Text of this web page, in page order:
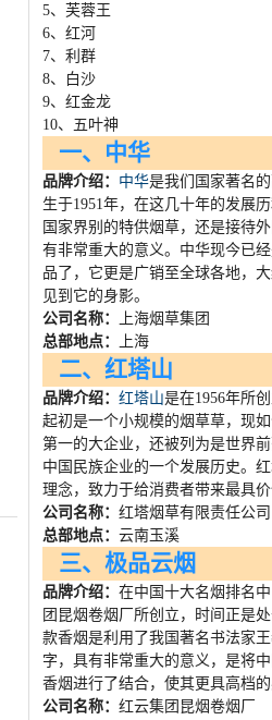
5、芙蓉王
6、红河
7、利群
8、白沙
9、红金龙
10、五叶神
一、中华
品牌介绍： 中华是我们国家著名
生于1951年，在这几十年的发展
国家界别的特供烟草，还是接待
有非常重大的意义。中华现今已
品了，它更是广销至全球各地，
见到它的身影。
公司名称：
上海烟草集团
总部地点：
上海
二、红塔山
品牌介绍：红塔山是在1956年所
起初是一个小规模的烟草草，现
第一的大企业，还被列为是世界
中国民族企业的一个发展历史。
理念，致力于给消费者带来最具价
公司名称：红塔烟草有限责任公司
总部地点：云南玉溪
三、极品云烟
品牌介绍：在中国十大名烟排名
团昆烟卷烟厂所创立，时间正是
款香烟是利用了我国著名书法家
字，具有非常重大的意义，是将
香烟进行了结合，使其更具高档的
公司名称：红云集团昆烟卷烟厂